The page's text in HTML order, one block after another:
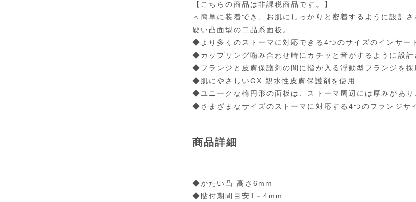
【こちらの商品は非課税商品です。】
＜簡単に装着でき、お肌にしっかりと密着するように設計
硬い凸面型の二品系面板。
◆より多くのストーマに対応できる4つのサイズのインサー
◆カップリング噛み合わせ時にカチッと音がするように設計
◆フランジと皮膚保護剤の間に指が入る浮動型フランジを
◆肌にやさしいGX 親水性皮膚保護剤を使用
◆ユニークな楕円形の面板は、ストーマ周辺には厚みがあ
◆さまざまなサイズのストーマに対応する4つのフランジサ
商品詳細
◆かたい凸 高さ6mm
◆貼付期間目安1－4mm